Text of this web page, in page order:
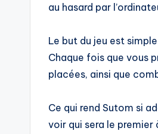
au hasard par
Le but du jeu est
Chaque fois que vous
placées, ainsi que
Ce qui rend Sutom si
voir qui sera le